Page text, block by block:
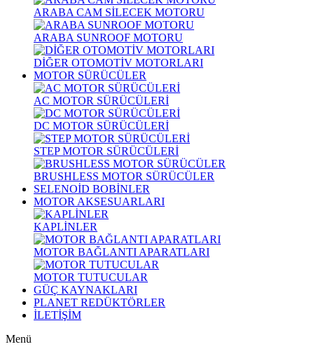
ARABA CAM SİLECEK MOTORU
ARABA SUNROOF MOTORU
DİĞER OTOMOTİV MOTORLARI
MOTOR SÜRÜCÜLER
AC MOTOR SÜRÜCÜLERİ
DC MOTOR SÜRÜCÜLERİ
STEP MOTOR SÜRÜCÜLERİ
BRUSHLESS MOTOR SÜRÜCÜLER
SELENOİD BOBİNLER
MOTOR AKSESUARLARI
KAPLİNLER
MOTOR BAĞLANTI APARATLARI
MOTOR TUTUCULAR
GÜÇ KAYNAKLARI
PLANET REDÜKTÖRLER
İLETİŞİM
Menü